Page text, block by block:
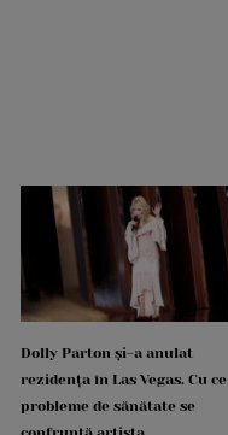
Dolly Parton și-a anulat
rezidența în Las Vegas. Cu ce
probleme de sănătate se